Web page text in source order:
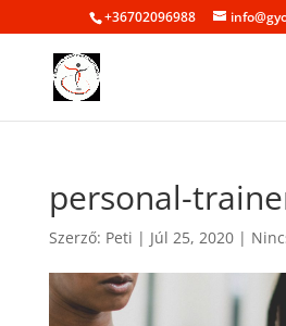
+36702096988
personal-
Szerző: Peti | Júl 25, 2020|